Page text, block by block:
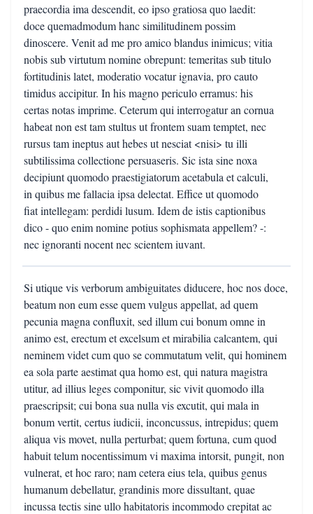
praecordia ima descendit, eo ipso gratiosa quo laedit:
doce quemadmodum hanc similitudinem possim
dinoscere. Venit ad me pro amico blandus inimicus; vitia
nobis sub virtutum nomine obrepunt: temeritas sub titulo
fortitudinis latet, moderatio vocatur ignavia, pro cauto
timidus accipitur. In his magno periculo erramus: his
certas notas imprime. Ceterum qui interrogatur an cornua
habeat non est tam stultus ut frontem suam temptet, nec
rursus tam ineptus aut hebes ut nesciat <nisi> tu illi
subtilissima collectione persuaseris. Sic ista sine noxa
decipiunt quomodo praestigiatorum acetabula et calculi,
in quibus me fallacia ipsa delectat. Effice ut quomodo
fiat intellegam: perdidi lusum. Idem de istis captionibus
dico - quo enim nomine potius sophismata appellem? -:
nec ignoranti nocent nec scientem iuvant.
Si utique vis verborum ambiguitates diducere, hoc nos doce,
beatum non eum esse quem vulgus appellat, ad quem
pecunia magna confluxit, sed illum cui bonum omne in
animo est, erectum et excelsum et mirabilia calcantem, qui
neminem videt cum quo se commutatum velit, qui hominem
ea sola parte aestimat qua homo est, qui natura magistra
utitur, ad illius leges componitur, sic vivit quomodo illa
praescripsit; cui bona sua nulla vis excutit, qui mala in
bonum vertit, certus iudicii, inconcussus, intrepidus; quem
aliqua vis movet, nulla perturbat; quem fortuna, cum quod
habuit telum nocentissimum vi maxima intorsit, pungit, non
vulnerat, et hoc raro; nam cetera eius tela, quibus genus
humanum debellatur, grandinis more dissultant, quae
incussa tectis sine ullo habitatoris incommodo crepitat ac